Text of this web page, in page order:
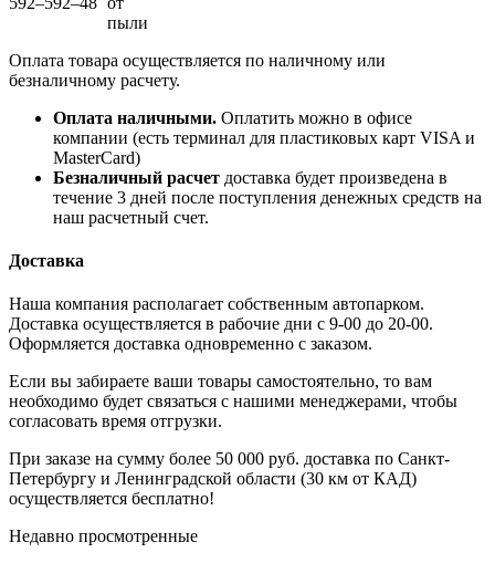
пыли
Оплата товара осуществляется по наличному или
безналичному расчету.
Оплата наличными. Оплатить можно в офисе
компании (есть терминал для пластиковых карт VISA и
MasterCard)
Безналичный расчет доставка будет произведена в
течение 3 дней после поступления денежных средств на
наш расчетный счет.
Доставка
Наша компания располагает собственным автопарком.
Доставка осуществляется в рабочие дни с 9-00 до 20-00.
Оформляется доставка одновременно с заказом.
Если вы забираете ваши товары самостоятельно, то вам
необходимо будет связаться с нашими менеджерами, чтобы
согласовать время отгрузки.
При заказе на сумму более 50 000 руб. доставка по Санкт-
Петербургу и Ленинградской области (30 км от КАД)
осуществляется бесплатно!
Недавно просмотренные